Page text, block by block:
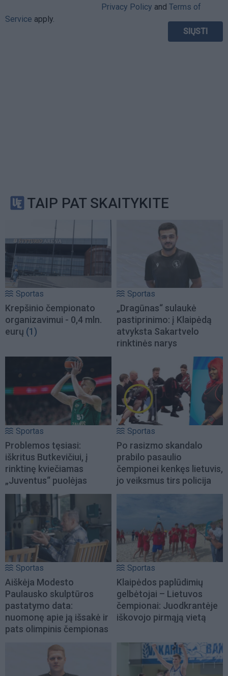
Privacy Policy and Terms of
Service apply.
TAIP PAT SKAITYKITE
Sportas
Krepšinio čempionato
organizavimui - 0,4 mln.
eurų (1)
Sportas
„Dragūnas“ sulaukė
pastiprinimo: į Klaipėdą
atvyksta Sakartvelo
rinktinės narys
Sportas
Problemos tęsiasi:
iškritus Butkevičiui, į
rinktinę kviečiamas
„Juventus“ puolėjas
Sportas
Po rasizmo skandalo
prabilo pasaulio
čempionei kenkęs lietuvis,
jo veiksmus tirs policija
Sportas
Aiškėja Modesto
Paulausko skulptūros
pastatymo data:
nuomonę apie ją išsakė ir
pats olimpinis čempionas
Sportas
Klaipėdos paplūdimių
gelbėtojai – Lietuvos
čempionai: Juodkrantėje
iškovojo pirmąją vietą